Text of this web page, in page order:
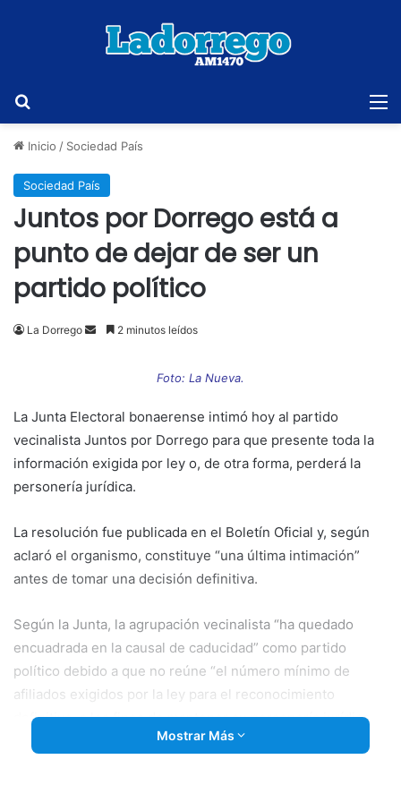
Inicio / Sociedad País
Sociedad País
Juntos por Dorrego está a
punto de dejar de ser un
partido político
La Dorrego
Send2 minutos leídos
Foto: La Nueva.
La Junta Electoral bonaerense intimó hoy al partido
vecinalista Juntos por Dorrego para que presente toda la
información exigida por ley o, de otra forma, perderá la
personería jurídica.
La resolución fue publicada en el Boletín Oficial y, según
aclaró el organismo, constituye “una última intimación”
antes de tomar una decisión definitiva.
Según la Junta, la agrupación vecinalista “ha quedado
encuadrada en la causal de caducidad” como partido
político debido a que no reúne “el número mínimo de
afiliados exigidos por la ley para el reconocimiento
definitivo, a los fines de mantener su personería jurídico-
Mostrar Más